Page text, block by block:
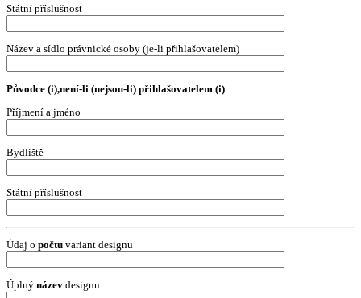
Státní příslušnost
Název a sídlo právnické osoby (je-li přihlašovatelem)
Původce (i),není-li (nejsou-li) přihlašovatelem (i)
Příjmení a jméno
Bydliště
Státní příslušnost
Údaj o počtu variant designu
Úplný název designu